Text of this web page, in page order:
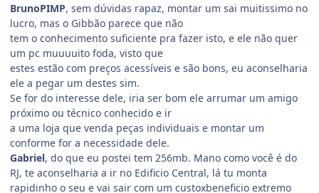
BrunoPIMP, sem dúvidas rapaz, montar um sai muitissimo no
lucro, mas o Gibbão parece que não
tem o conhecimento suficiente pra fazer isto, e ele não quer
um pc muuuuito foda, visto que
estes estão com preços acessíveis e são bons, eu aconselharia
ele a pegar um destes sim.
Se for do interesse dele, iria ser bom ele arrumar um amigo
próximo ou técnico conhecido e ir
a uma loja que venda peças individuais e montar um
conforme for a necessidade dele.
Gabriel, do que eu postei tem 256mb. Mano como você é do
RJ, te aconselharia a ir no Edificio Central, lá tu monta
rapidinho o seu e vai sair com um custoxbeneficio extremo